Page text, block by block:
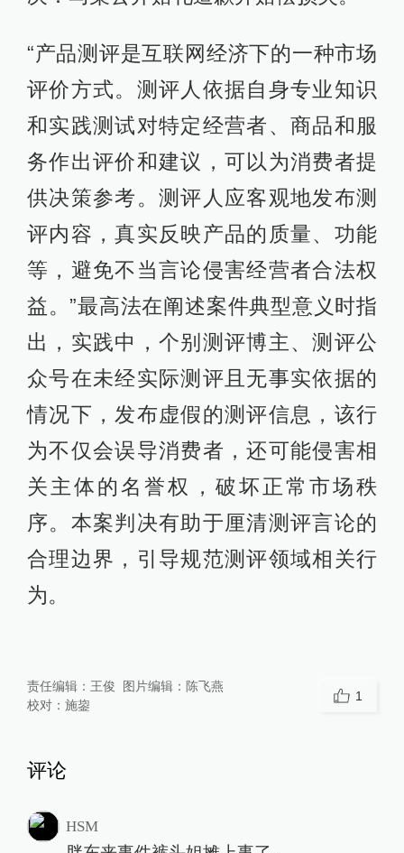
“产品测评是互联网经济下的一种市场
评价方式。测评人依据自身专业知识
和实践测试对特定经营者、商品和服
务作出评价和建议，可以为消费者提
供决策参考。测评人应客观地发布测
评内容，真实反映产品的质量、功能
等，避免不当言论侵害经营者合法权
益。”最高法在阐述案件典型意义时指
出，实践中，个别测评博主、测评公
众号在未经实际测评且无事实依据的
情况下，发布虚假的测评信息，该行
为不仅会误导消费者，还可能侵害相
关主体的名誉权，破坏正常市场秩
序。本案判决有助于厘清测评言论的
合理边界，引导规范测评领域相关行
为。
责任编辑： 王俊 图片编辑： 陈飞燕
校对： 施鋆
1
评论
HSM